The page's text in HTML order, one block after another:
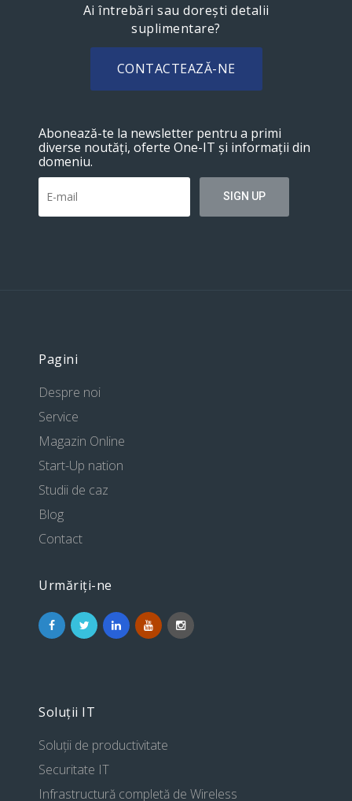
Ai întrebări sau dorești detalii
suplimentare?
CONTACTEAZĂ-NE
Abonează-te la newsletter pentru a primi
diverse noutăți, oferte One-IT și informații din
domeniu.
Pagini
Despre noi
Service
Magazin Online
Start-Up nation
Studii de caz
Blog
Contact
Urmăriți-ne
Soluții IT
Soluții de productivitate
Securitate IT
Infrastructură completă de Wireless